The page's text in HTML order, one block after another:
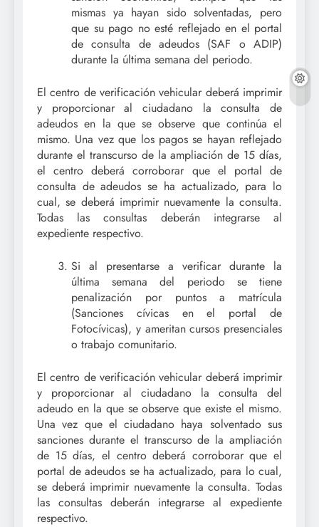
mismas ya hayan sido solventadas, pero
que su pago no esté reflejado en el portal
de consulta de adeudos (SAF o ADIP)
durante la última semana del periodo.
El centro de verificación vehicular deberá imprimir
y proporcionar al ciudadano la consulta de
adeudos en la que se observe que continúa el
mismo. Una vez que los pagos se hayan reflejado
durante el transcurso de la ampliación de 15 días,
el centro deberá corroborar que el portal de
consulta de adeudos se ha actualizado, para lo
cual, se deberá imprimir nuevamente la consulta.
Todas las consultas deberán integrarse al
expediente respectivo.
Si al presentarse a verificar durante la
última semana del periodo se tiene
penalización por puntos a matrícula
(Sanciones cívicas en el portal de
Fotocívicas), y ameritan cursos presenciales
o trabajo comunitario.
El centro de verificación vehicular deberá imprimir
y proporcionar al ciudadano la consulta del
adeudo en la que se observe que existe el mismo.
Una vez que el ciudadano haya solventado sus
sanciones durante el transcurso de la ampliación
de 15 días, el centro deberá corroborar que el
portal de adeudos se ha actualizado, para lo cual,
se deberá imprimir nuevamente la consulta. Todas
las consultas deberán integrarse al expediente
respectivo.